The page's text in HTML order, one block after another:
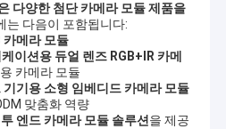
다양한 첨단 카메라 모듈 제품을
는 다음이 포함됩니다:
카메라 모듈
이션용 듀얼 렌즈 RGB+IR 카메
카메라 모듈
기기용 소형 임베디드 카메라 모듈
맞춤화 역량
엔드 카메라 모듈 솔루션을 제공